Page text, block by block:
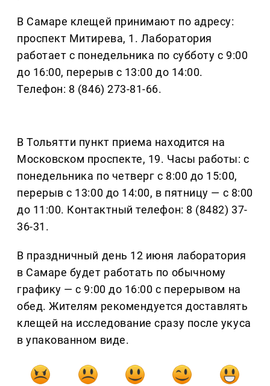
В Самаре клещей принимают по адресу:
проспект Митирева, 1. Лаборатория
работает с понедельника по субботу с 9:00
до 16:00, перерыв с 13:00 до 14:00.
Телефон: 8 (846) 273-81-66.
В Тольятти пункт приема находится на
Московском проспекте, 19. Часы работы: с
понедельника по четверг с 8:00 до 15:00,
перерыв с 13:00 до 14:00, в пятницу — с 8:00
до 11:00. Контактный телефон: 8 (8482) 37-
36-31.
В праздничный день 12 июня лаборатория
в Самаре будет работать по обычному
графику — с 9:00 до 16:00 с перерывом на
обед. Жителям рекомендуется доставлять
клещей на исследование сразу после укуса
в упакованном виде.